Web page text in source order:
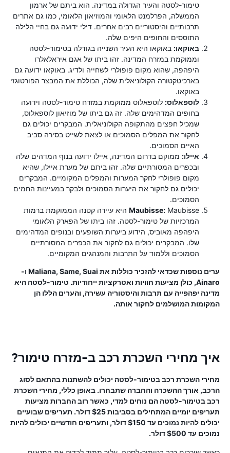
טימור-לסטה והעיר הגדולה במדינה. הוא ביתם של ארמון
הממשלה, הפרלמנט הלאומי והמוזיאון הלאומי, כמו גם אתרים
תרבותיים והיסטוריים רבים אחרים. דילי ידועה גם בחיי הלילה
התוססים והחופים היפים שלה.
באוקאו: באוקאו היא העיר השנייה בגודלה בטימור-לסטה
וממוקמת במזרח המדינה. זהו ביתו של אגם איראלאלרו
היפהפה, שהוא מקום פופולרי לשחייה ולדיג. באוקאו ידועה גם
בארכיטקטורה הקולוניאלית שלה, הכוללת את המבצר הפורטוגזי
באוקאו.
לוספאלוס: לוספאלוס ממוקמת במזרח טימור-לסטה וידועה
בחופים המדהימים שלה. זה גם ביתו של מוזיאון לוספאלוס,
שמכיל חפצים מהתקופה הקולוניאלית. המבקרים יכולים גם
לחקור את המפלים הסמוכים או לצאת לשייט בסירה סביב
האיים הסמוכים.
איילו: ממוקם בדרום המדינה, איילו ידועה בנוף המדהים שלה
ובכפרים המסורתיים שלה. זהו ביתם של מערת איילו, שהיא
מקום פופולרי לחקר המערות והמפלים המקומיים. המבקרים
יכולים גם לחקור את היערות הסמוכים ולבקר במעיינות החמים
הסמוכים.
Maubisse: Maubisse היא עיירה קטנה הממוקמת ברמות
המרכזיות של טימור-לסטה. זהו ביתו של הפארק הלאומי
היפהפה מאוביס, הידוע ביערות השופעים ובנופים המדהימים
שלו. המבקרים יכולים גם לחקור את הכפרים המסורתיים
הסמוכים וללמוד על התרבות והמנהגים המקומיים.
ערים נוספות שכדאי להזכיר כוללות את Maliana, Same, Suai ו-
Ainaro, כולן מציעות חוויות ואטרקציות ייחודיות. טימור-לסטה היא
מדינה יפהפייה עם תרבות והיסטוריה עשירה, והערים הללו הן
המקומות המושלמים לחקור אותה.
איך מחירי השכרת רכב ב-מזרח טימור?
מחירי השכרת רכב בטימור-לסטה יכולים להשתנות בהתאם לסוג
הרכב, אורך ההשכרה והחברה שתבחרו. באופן כללי, מחירי השכרת
רכב בטימור-לסטה הם נוחים למדי, כאשר רוב החברות מציעות
תעריפים יומיים המתחילים בסביבות $25 דולר. תעריפים שבועיים
יכולים להיות נמוכים עד $150 דולר, ותעריפים חודשיים יכולים להיות
נמוכים עד $500 דולר.